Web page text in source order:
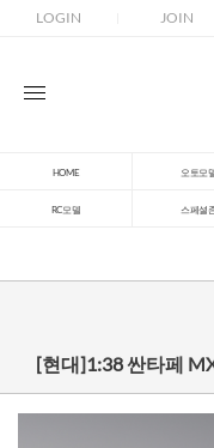
LOGIN JOIN
HOME 오토모
RC모델 스페셜
[현대]1:38 싼타페